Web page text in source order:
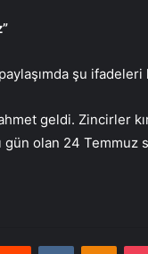
şu ifadeleri
geldi. Zincirler
olan 24 Temmuz
Reddit VKontakte